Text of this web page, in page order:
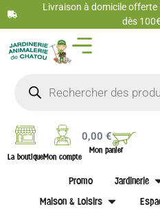
Livraison à domicile
dès
La boutiqueMon compte
0,00€
Mon panier
Promo Jardinerie
Maison & Loisirs